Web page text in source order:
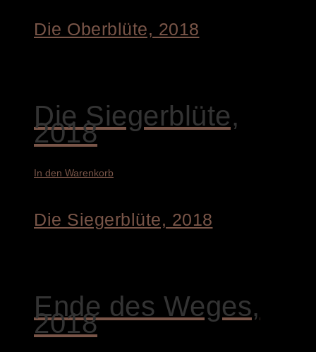
Die Oberblüte, 2018
Die Siegerblüte,
2018
In den Warenkorb
Die Siegerblüte, 2018
Ende des Weges,
2018